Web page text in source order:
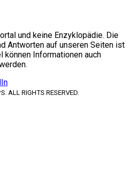
und keine Enzyklopädie. Die
Antworten auf unseren Seiten ist
können Informationen auch
ALL RIGHTS RESERVED.